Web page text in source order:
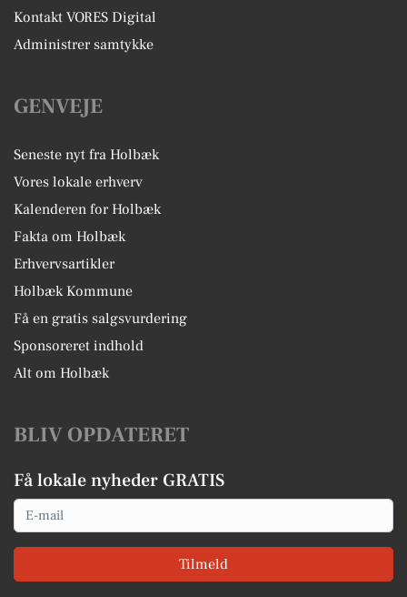
Kontakt VORES Digital
Administrer samtykke
GENVEJE
Seneste nyt fra Holbæk
Vores lokale erhverv
Kalenderen for Holbæk
Fakta om Holbæk
Erhvervsartikler
Holbæk Kommune
Få en gratis salgsvurdering
Sponsoreret indhold
Alt om Holbæk
BLIV OPDATERET
Få lokale nyheder GRATIS
Email
Tilmeld